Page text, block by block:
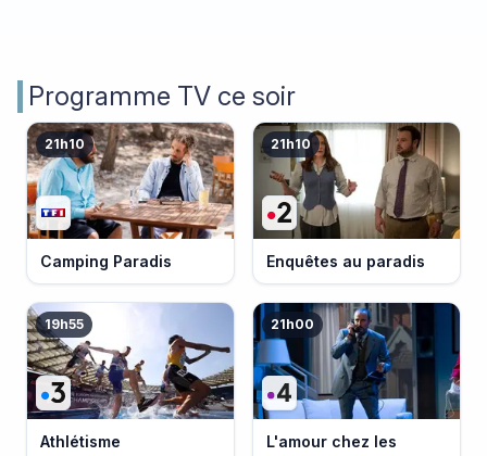
Programme TV ce soir
21h10
Camping Paradis
21h10
Enquêtes au paradis
19h55
Athlétisme
21h00
L'amour chez les